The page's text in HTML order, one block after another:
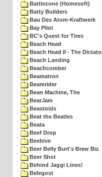
Battlezone (Homesoft)
Batty Builders
Bau Des Atom-Kraftwerk
Bay Pilot
BC's Quest for Tires
Beach Head
Beach Head II - The
Beach Landing
Beachcomber
Beamatron
Beamrider
Bean Machine, The
BearJam
Beastoids
Beat the Beatles
Beata
Beef Drop
Beehive
Beer Belly Burt's Brew Biz
Beer Shot
Behind Jaggi Lines!
Belegost